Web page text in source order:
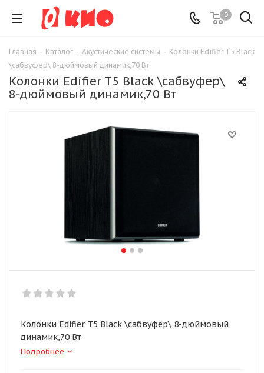
0
Главная - Каталог - Акустические системы - Колонки Edifier T5 Black
\сабвуфер\ 8-дюймовый динамик,70 Вт
Колонки Edifier T5 Black \сабвуфер\
8-дюймовый динамик,70 Вт
Колонки Edifier T5 Black \сабвуфер\ 8-дюймовый
динамик,70 Вт
Подробнее